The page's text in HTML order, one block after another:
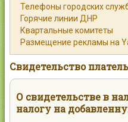
Объявления
Помощь
Контакты
Телефоны городских
Горячие линии ДНР
Квартальные комитеты
Размещение рекламы на
Свидетельство
О свидетельстве в
налогу на